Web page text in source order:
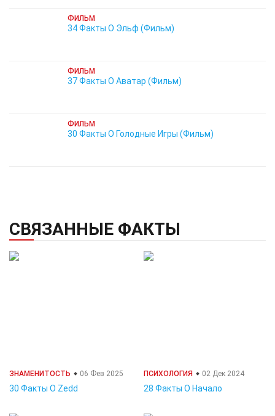
ФИЛЬМ
34 Факты О Эльф (Фильм)
ФИЛЬМ
37 Факты О Аватар (Фильм)
ФИЛЬМ
30 Факты О Голодные Игры (Фильм)
СВЯЗАННЫЕ ФАКТЫ
ЗНАМЕНИТОСТЬ 06 Фев 2025
30 Факты О Zedd
ПСИХОЛОГИЯ 02 Дек 2024
28 Факты О Начало